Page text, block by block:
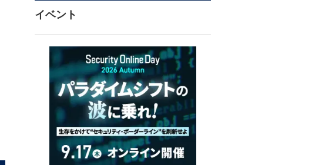
イベント